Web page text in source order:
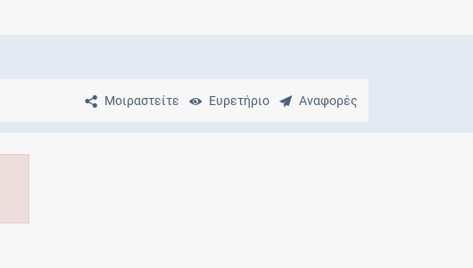
Μοιραστείτε Ευρετήριο Αναφορές